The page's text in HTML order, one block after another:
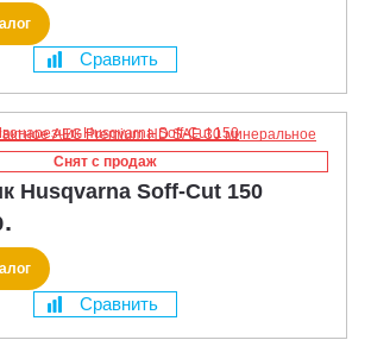
Сравнить
Снят с продаж
Husqvarna Soff-Cut 150
Сравнить